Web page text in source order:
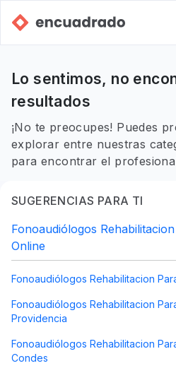
Lo sentimos, no
resultados
¡No te preocupes! Puedes
explorar entre nuestras
para encontrar el
SUGERENCIAS PARA TI
Fonoaudiólogos
Online
Fonoaudiólogos Rehabilitacion
Fonoaudiólogos Rehabilitacion
Providencia
Fonoaudiólogos Rehabilitacion
Condes